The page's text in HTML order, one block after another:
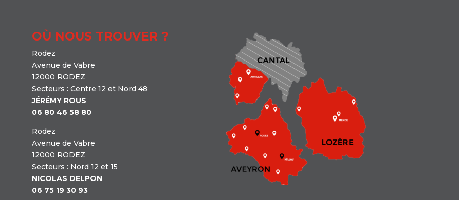
OÙ NOUS TROUVER ?
Rodez
Avenue de Vabre
12000 RODEZ
Secteurs : Centre 12 et Nord 48
JÉRÉMY ROUS
06 80 46 58 80
Rodez
Avenue de Vabre
12000 RODEZ
Secteurs : Nord 12 et 15
NICOLAS DELPON
06 75 19 30 93